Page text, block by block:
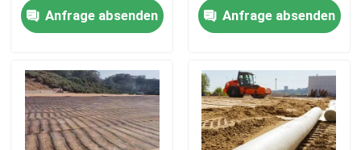
Referenzen
Geotextilien Geogrid
Bauingenieurwesen
Anfrage absenden
Beforstung Pflanzung
von Gras
Hochwasserbekämpfung
Anfrage absenden